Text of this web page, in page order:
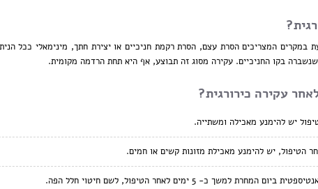
במקרים המצריכים הסרת עצם, הסרת רקמת חניכיים או יצירת חתך, מינימאלי ככל
בקו החניכיים. עקירה מסוג זה תבוצע, אף היא תחת הרדמה מקומית.
עקירה כירורגית?
יש להימנע מאכילה ומשתייה.
למשך כ- 5 ימים לאחר הטיפול, לשם חיטוי חלל הפה.